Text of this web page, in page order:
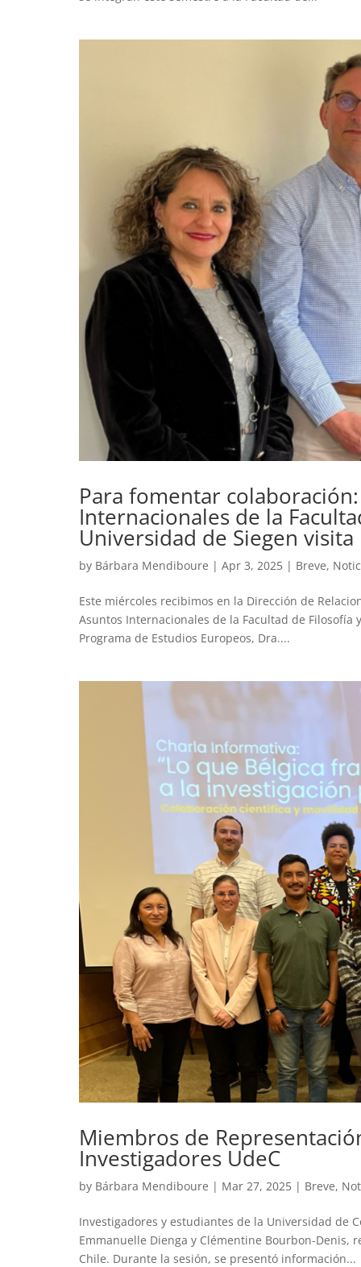
Para fomentar
Internacionales de la
Universidad de Siegen visita
by Bárbara Mendiboure | Apr 3, 2025 | Breve,
Este miércoles recibimos en la Dirección de
Asuntos Internacionales de la Facultad de
Programa de Estudios Europeos, Dra....
Miembros de
Investigadores UdeC
by Bárbara Mendiboure | Mar 27, 2025 | Breve,
Investigadores y estudiantes de la Universidad de
Emmanuelle Dienga y Clémentine Bourbon-Denis,
Chile. Durante la sesión, se presentó información...